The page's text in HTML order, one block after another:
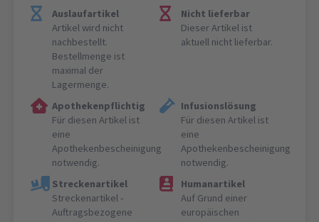
Auslaufartikel
Artikel wird nicht
nachbestellt.
Bestellmenge ist
maximal der
Lagermenge.
Nicht lieferbar
Dieser Artikel ist
aktuell nicht lieferbar.
Apothekenpflichtig
Für diesen Artikel ist
eine
Apothekenbescheinigung
notwendig.
Infusionslösung
Für diesen Artikel ist
eine
Apothekenbescheinigung
notwendig.
Streckenartikel
Streckenartikel -
Auftragsbezogene
Humanartikel
Auf Grund einer
europäischen